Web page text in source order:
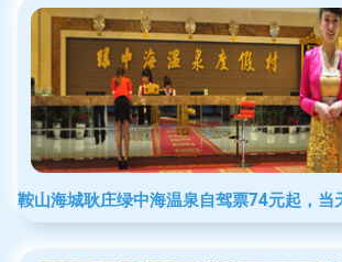
鞍山海城耿庄绿中海温泉自驾票74元起，